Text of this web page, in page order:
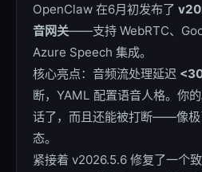
OpenClaw 在6月初发布了
音网关——支持 WebRTC、
Azure Speech 集成。
核心亮点：音频流处理延迟
断，YAML 配置语音人格。你
话了，而且还能被打断——像极
态。
紧接着 v2026.5.6 修复了一个